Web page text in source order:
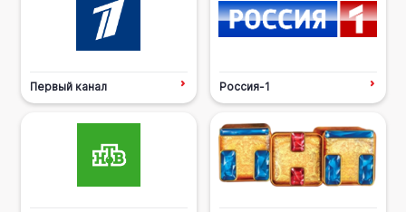
Первый канал Россия-1